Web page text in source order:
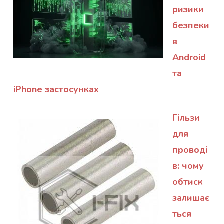
ризики
безпеки
в
Android
та
iPhone застосунках
Гільзи
для
проводі
в: чому
обтиск
залишає
ться